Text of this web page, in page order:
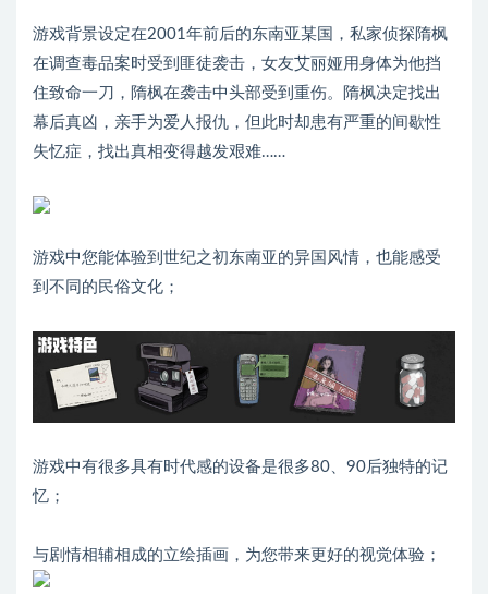
游戏背景设定在2001年前后的东南亚某国，私家侦探隋枫
在调查毒品案时受到匪徒袭击，女友艾丽娅用身体为他挡
住致命一刀，隋枫在袭击中头部受到重伤。隋枫决定找出
幕后真凶，亲手为爱人报仇，但此时却患有严重的间歇性
失忆症，找出真相变得越发艰难……
游戏中您能体验到世纪之初东南亚的异国风情，也能感受
到不同的民俗文化；
游戏中有很多具有时代感的设备是很多80、90后独特的记
忆；
与剧情相辅相成的立绘插画，为您带来更好的视觉体验；